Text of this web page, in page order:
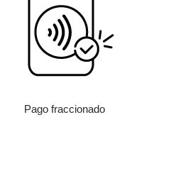
Pago fraccionado